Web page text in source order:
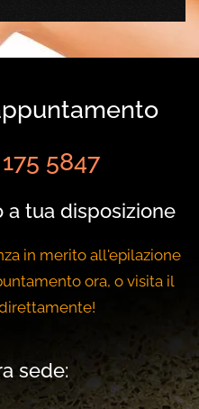
5847
a tua disposizione
in merito all'epilazione
ora, o visita il
sede: